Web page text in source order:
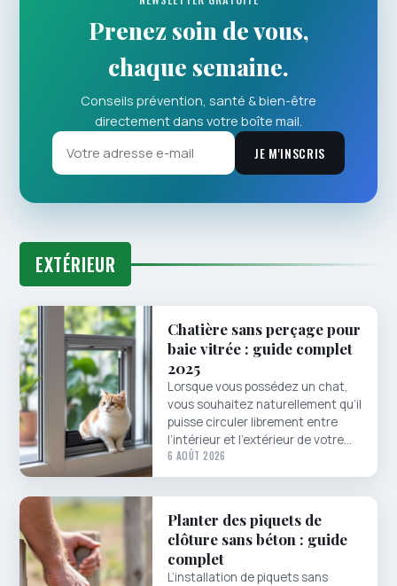
Prenez soin de vous,
chaque semaine.
Conseils prévention, santé & bien-être
directement dans votre boîte mail.
JE M'INSCRIS
EXTÉRIEUR
Chatière sans perçage pour
baie vitrée : guide complet
2025
Lorsque vous possédez un chat,
vous souhaitez naturellement qu’il
puisse circuler librement entre
l’intérieur et l’extérieur de votre…
6 AOÛT 2026
Planter des piquets de
clôture sans béton : guide
complet
L’installation de piquets sans